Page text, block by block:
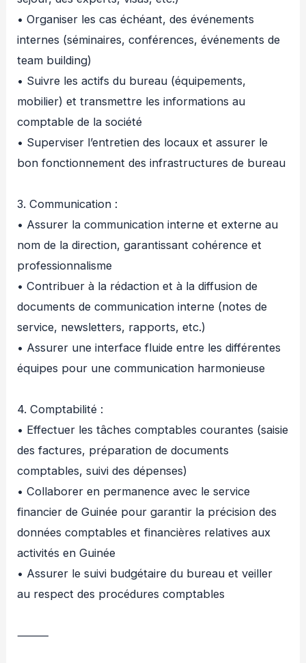
• Organiser les cas échéant, des événements
internes (séminaires, conférences, événements de
team building)
• Suivre les actifs du bureau (équipements,
mobilier) et transmettre les informations au
comptable de la société
• Superviser l’entretien des locaux et assurer le
bon fonctionnement des infrastructures de bureau
3. Communication :
• Assurer la communication interne et externe au
nom de la direction, garantissant cohérence et
professionnalisme
• Contribuer à la rédaction et à la diffusion de
documents de communication interne (notes de
service, newsletters, rapports, etc.)
• Assurer une interface fluide entre les différentes
équipes pour une communication harmonieuse
4. Comptabilité :
• Effectuer les tâches comptables courantes (saisie
des factures, préparation de documents
comptables, suivi des dépenses)
• Collaborer en permanence avec le service
financier de Guinée pour garantir la précision des
données comptables et financières relatives aux
activités en Guinée
• Assurer le suivi budgétaire du bureau et veiller
au respect des procédures comptables
⸻